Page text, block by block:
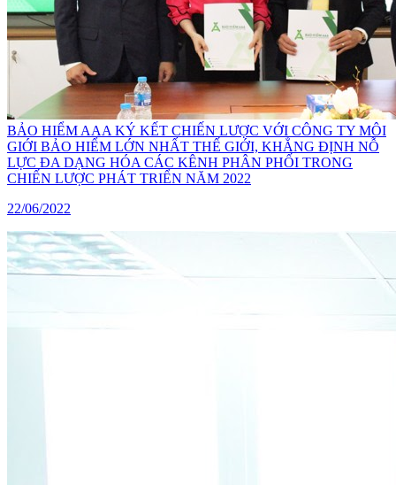
BẢO HIỂM AAA KÝ KẾT CHIẾN LƯỢC VỚI CÔNG TY MÔI
GIỚI BẢO HIỂM LỚN NHẤT THẾ GIỚI, KHẲNG ĐỊNH NỖ
LỰC ĐA DẠNG HÓA CÁC KÊNH PHÂN PHỐI TRONG
CHIẾN LƯỢC PHÁT TRIỂN NĂM 2022
22/06/2022